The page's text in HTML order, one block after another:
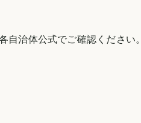
自治体公式でご確認ください。